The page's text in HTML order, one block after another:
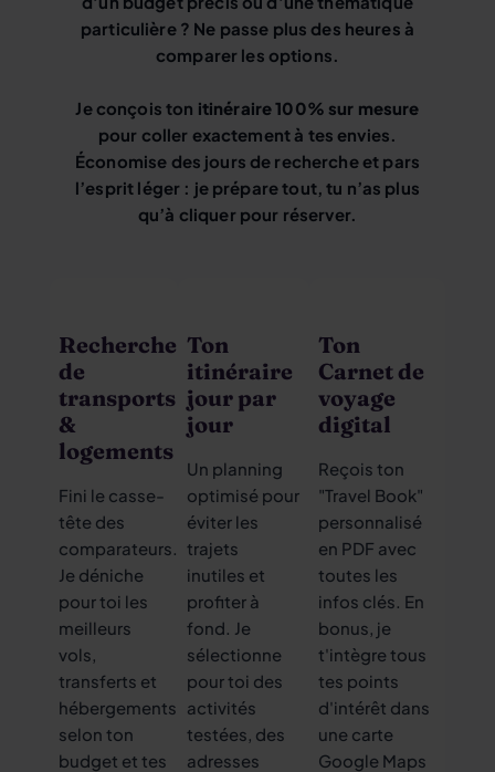
particulière ? Ne passe plus des heures à
comparer les options.
Je conçois ton itinéraire 100% sur mesure
pour coller exactement à tes envies.
Économise des jours de recherche et pars
l’esprit léger : je prépare tout, tu n’as plus
qu’à cliquer pour réserver.
Recherche
de
transports
&
logements
Fini le casse-
tête des
comparateurs.
Je déniche
pour toi les
meilleurs
vols,
transferts et
hébergements
selon ton
budget et tes
Ton
itinéraire
jour par
jour
Un planning
optimisé pour
éviter les
trajets
inutiles et
profiter à
fond. Je
sélectionne
pour toi des
activités
testées, des
adresses
Ton
Carnet de
voyage
digital
Reçois ton
"Travel Book"
personnalisé
en PDF avec
toutes les
infos clés. En
bonus, je
t'intègre tous
tes points
d'intérêt dans
une carte
Google Maps